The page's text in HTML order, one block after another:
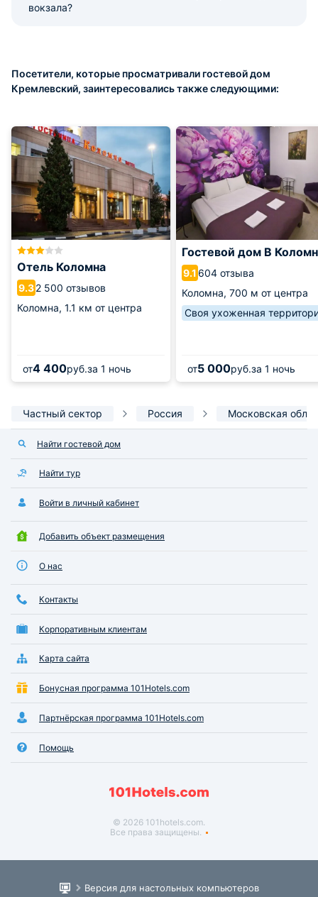
вокзала?
Посетители, которые просматривали гостевой дом
Кремлевский, заинтересовались также следующими:
Отель Коломна
9.32 500 отзывов
Коломна, 1.1 км от центра
от4 400руб.за 1 ночь
Гостевой дом В
9.1 604 отзыва
Коломна, 700 м от центра
Своя ухоженная
от5 000руб.за 1 ночь
Частный сектор Россия Московская
Найти гостевой дом
Найти тур
Войти в личный кабинет
Добавить объект размещения
О нас
Контакты
Корпоративным клиентам
Карта сайта
Бонусная программа 101Hotels.com
Партнёрская программа 101Hotels.com
Помощь
© 2026 101hotels.com.
Все права защищены.
Версия для настольных компьютеров